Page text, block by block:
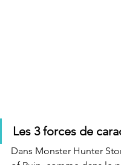
Les 3 forces de
Dans Monster Hunter